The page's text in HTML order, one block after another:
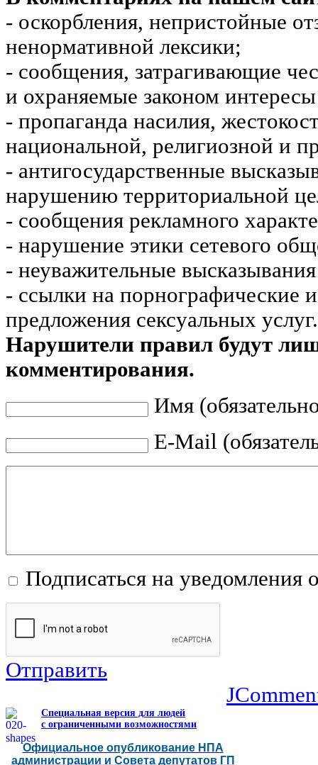
- оскорбления, непристойные
ненормативной лексики;
- сообщения, затрагивающие
и охраняемые законом
- пропаганда насилия,
национальной, религиозной и
- антигосударственные
нарушению территориальной
- сообщения рекламного
- нарушение этики сетевого
- неуважительные
- ссылки на порнографические
предложения сексуальных услуг.
Нарушители правил будут
комментирования.
Имя
E-Mail
Подписаться на уведомления
Отправить
Специальная версия для людей
с ограниченными возможностями
Официальное опубликование НПА
администрации и Совета депутатов ГП